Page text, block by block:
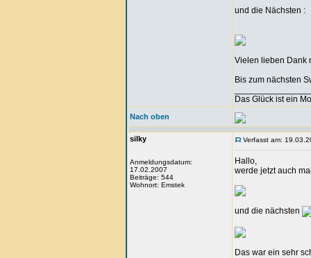
und die Nächsten :
Vielen lieben Dank
Bis zum nächsten
Das Glück ist ein
Nach oben
silky
Anmeldungsdatum:
17.02.2007
Beiträge: 544
Wohnort: Emstek
Verfasst am:
Hallo,
werde jetzt auch
und die nächsten
Das war ein sehr